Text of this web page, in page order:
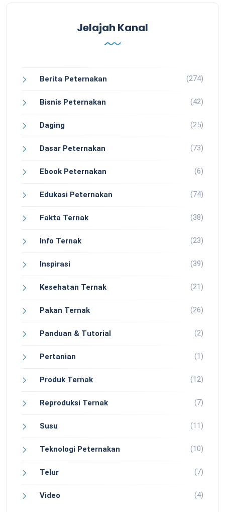
Jelajah Kanal
Berita Peternakan (274)
Bisnis Peternakan (42)
Daging (25)
Dasar Peternakan (73)
Ebook Peternakan (6)
Edukasi Peternakan (74)
Fakta Ternak (38)
Info Ternak (23)
Inspirasi (39)
Kesehatan Ternak (21)
Pakan Ternak (26)
Panduan & Tutorial (2)
Pertanian (1)
Produk Ternak (12)
Reproduksi Ternak (7)
Susu (11)
Teknologi Peternakan (10)
Telur (7)
Video (4)